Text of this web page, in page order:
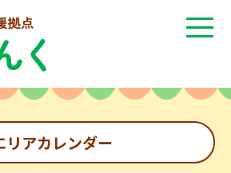
リアカレンダー